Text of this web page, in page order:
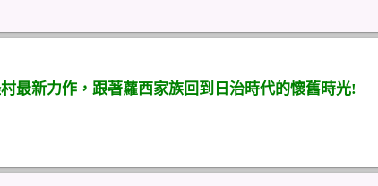
最新力作，跟著蘿西家族回到日治時代的懷舊時光!